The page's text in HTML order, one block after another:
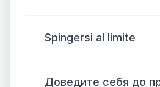
Spingersi al limite
Доведите себя до